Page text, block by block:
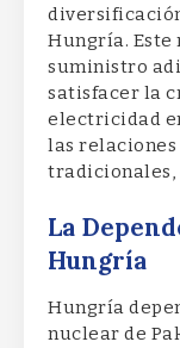
Hungría. Este
suministro
satisfacer la
electricidad
las relaciones
tradicionales,
La
Hungría
Hungría
nuclear de